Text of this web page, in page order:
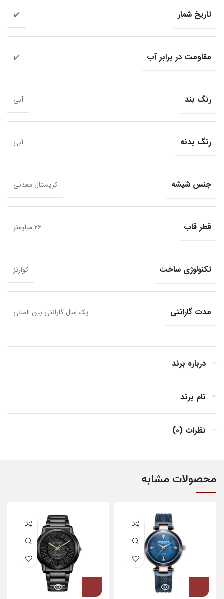
تاریخ شمار ✔️
مقاومت در برابر آب ✔️
رنگ بند آبی
رنگ بدنه آبی
جنس شیشه کریستال معدنی
قطر قاب ۲۶ میلیمتر
تکنولوژی ساخت کوارتز
مدت گارانتی یک سال گارانتی بین المللی
درباره برند
نام برند
نظرات (0)
محصولات مشابه